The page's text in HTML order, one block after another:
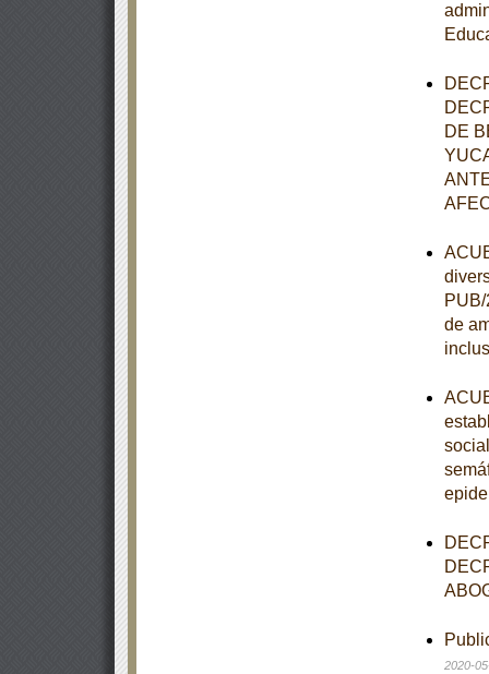
DE
de
2020-